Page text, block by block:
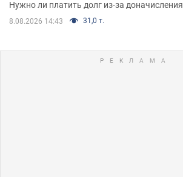
Нужно ли платить долг из-за доначисления
8.08.2026 14:43 31,0 т.